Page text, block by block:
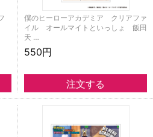
僕のヒーローアカデミア クリアファ
イル オールマイトといっしょ 飯田
天 …
550円